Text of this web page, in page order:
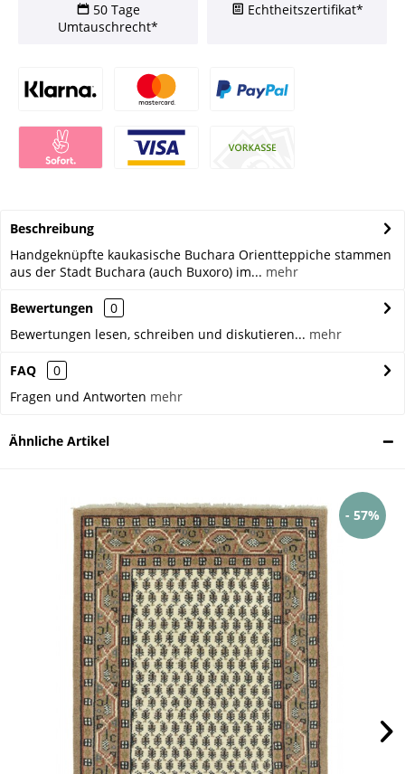
50 Tage
Umtauschrecht*
Echtheitszertifikat*
Beschreibung
Handgeknüpfte kaukasische Buchara Orientteppiche stammen
aus der Stadt Buchara (auch Buxoro) im... mehr
Bewertungen
0
Bewertungen lesen, schreiben und diskutieren... mehr
FAQ
0
Fragen und Antworten mehr
Ähnliche Artikel
- 57%